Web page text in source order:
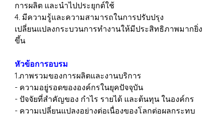
การผลิต และนำไปประยุกต์ใช้
4. มีความรู้และความสามารถในการปรับปรุง
เปลี่ยนแปลงกระบวนการทำงานให้มีประสิทธิภาพมากยิ่ง
ขึ้น
หัวข้อการอบรม
1.ภาพรวมของการผลิตและงานบริการ
- ความอยู่รอดขององค์กรในยุคปัจจุบัน
- ปัจจัยที่สำคัญของ กำไร รายได้ และต้นทุน ในองค์กร
- ความเปลี่ยนแปลงอย่างต่อเนื่องของโลกต่อผลกระทบ